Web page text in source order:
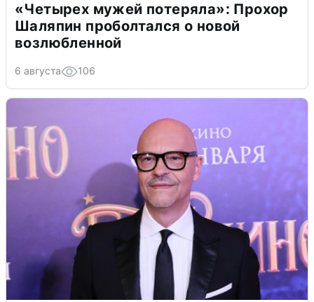
«Четырех мужей потеряла»: Прохор
Шаляпин проболтался о новой
возлюбленной
6 августа 106